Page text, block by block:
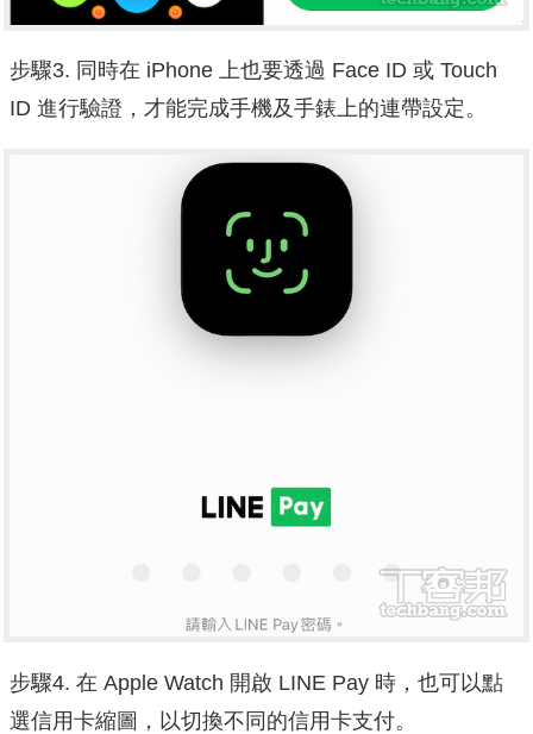
步驟3. 同時在 iPhone 上也要透過 Face ID 或 Touch
ID 進行驗證，才能完成手機及手錶上的連帶設定。
步驟4. 在 Apple Watch 開啟 LINE Pay 時，也可以點
選信用卡縮圖，以切換不同的信用卡支付。